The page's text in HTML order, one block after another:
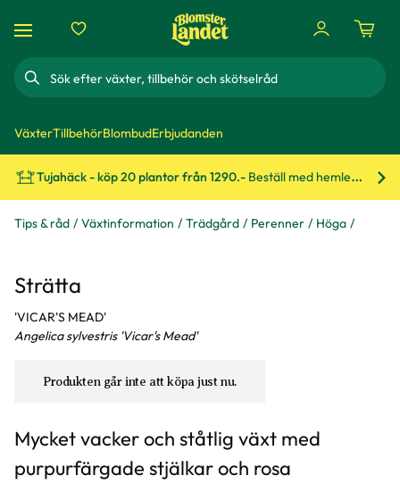
Sök
VäxterTillbehörBlombudErbjudanden
Tujahäck - köp 20 plantor från 1290.- Beställ med hemleverans!
Tips & råd Växtinformation Trädgård Perenner Höga
Strätta
'VICAR'S MEAD'
Angelica sylvestris 'Vicar's Mead'
Produkten går inte att köpa just nu.
Mycket vacker och ståtlig växt med
purpurfärgade stjälkar och rosa